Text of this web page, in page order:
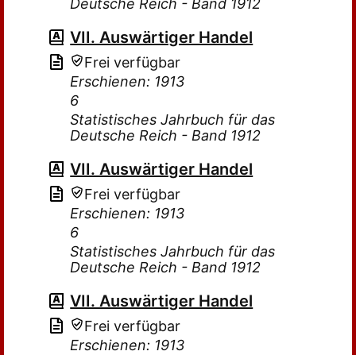
Deutsche Reich - Band 1912
VII. Auswärtiger Handel
Frei verfügbar
Erschienen: 1913
6
Statistisches Jahrbuch für das
Deutsche Reich - Band 1912
VII. Auswärtiger Handel
Frei verfügbar
Erschienen: 1913
6
Statistisches Jahrbuch für das
Deutsche Reich - Band 1912
VII. Auswärtiger Handel
Frei verfügbar
Erschienen: 1913